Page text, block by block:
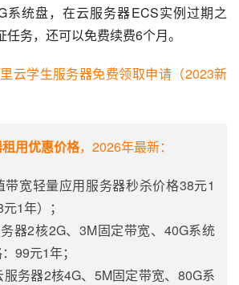
系统盘，在云服务器ECS实例过期之
务，还可以免费续费6个月。
云学生服务器免费领取申请（2023新
用优惠价格，2026年最新：
带宽轻量应用服务器秒杀价格38元1
1年）；
器2核2G、3M固定带宽、40G系统
99元1年；
务器2核4G、5M固定带宽、80G系